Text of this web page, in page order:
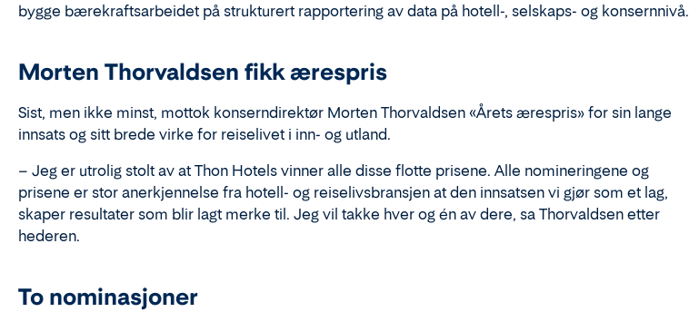
bygge bærekraftsarbeidet på strukturert rapportering av data på hotell-, selskaps- og konsernnivå.
Morten Thorvaldsen fikk ærespris
Sist, men ikke minst, mottok konserndirektør Morten Thorvaldsen «Årets ærespris» for sin lange
innsats og sitt brede virke for reiselivet i inn- og utland.
– Jeg er utrolig stolt av at Thon Hotels vinner alle disse flotte prisene. Alle nomineringene og
prisene er stor anerkjennelse fra hotell- og reiselivsbransjen at den innsatsen vi gjør som et lag,
skaper resultater som blir lagt merke til. Jeg vil takke hver og én av dere, sa Thorvaldsen etter
hederen.
To nominasjoner